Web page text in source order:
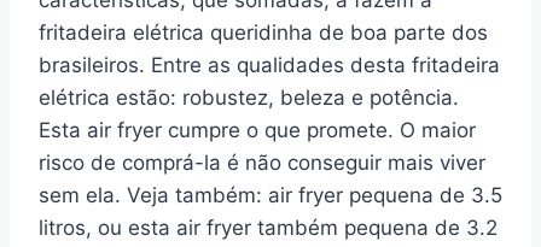
fritadeira elétrica queridinha de boa parte dos
brasileiros. Entre as qualidades desta fritadeira
elétrica estão: robustez, beleza e potência.
Esta air fryer cumpre o que promete. O maior
risco de comprá-la é não conseguir mais viver
sem ela. Veja também: air fryer pequena de 3.5
litros, ou esta air fryer também pequena de 3.2